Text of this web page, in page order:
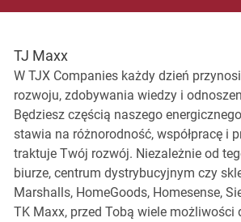
TJ Maxx
W TJX Companies każdy dzień
rozwoju, zdobywania wiedzy i
Będziesz częścią naszego
stawia na różnorodność, współpracę i
traktuje Twój rozwój. Niezależnie od
biurze, centrum dystrybucyjnym czy
Marshalls, HomeGoods, Homesense,
TK Maxx, przed Tobą wiele możliwości